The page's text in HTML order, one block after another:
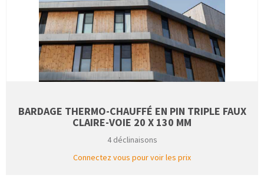
BARDAGE THERMO-CHAUFFÉ EN PIN TRIPLE FAUX
CLAIRE-VOIE 20 X 130 MM
4 déclinaisons
Connectez vous pour voir les prix